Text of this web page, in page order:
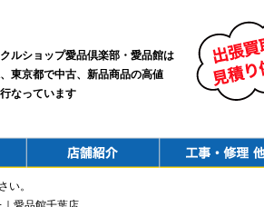
ルショップ愛品倶楽部・愛品館は
東京都で中古、新品商品の高値
なっています
い。